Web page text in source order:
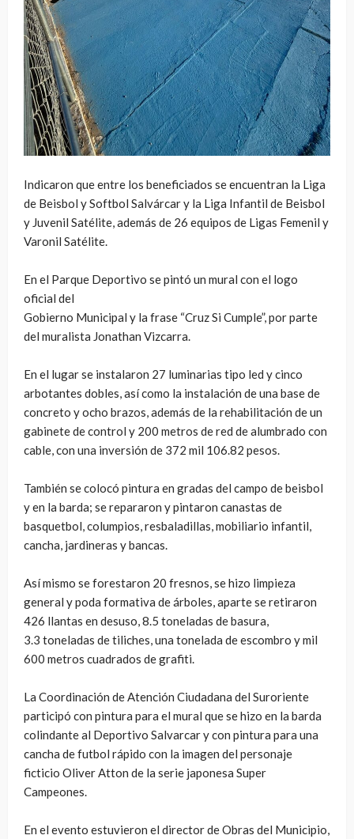
Indicaron que entre los beneficiados se encuentran la Liga
de Beisbol y Softbol Salvárcar y la Liga Infantil de Beisbol
y Juvenil Satélite, además de 26 equipos de Ligas Femenil y
Varonil Satélite.
En el Parque Deportivo se pintó un mural con el logo
oficial del
Gobierno Municipal y la frase “Cruz Si Cumple”, por parte
del muralista Jonathan Vizcarra.
En el lugar se instalaron 27 luminarias tipo led y cinco
arbotantes dobles, así como la instalación de una base de
concreto y ocho brazos, además de la rehabilitación de un
gabinete de control y 200 metros de red de alumbrado con
cable, con una inversión de 372 mil 106.82 pesos.
También se colocó pintura en gradas del campo de beisbol
y en la barda; se repararon y pintaron canastas de
basquetbol, columpios, resbaladillas, mobiliario infantil,
cancha, jardineras y bancas.
Así mismo se forestaron 20 fresnos, se hizo limpieza
general y poda formativa de árboles, aparte se retiraron
426 llantas en desuso, 8.5 toneladas de basura,
3.3 toneladas de tiliches, una tonelada de escombro y mil
600 metros cuadrados de grafiti.
La Coordinación de Atención Ciudadana del Suroriente
participó con pintura para el mural que se hizo en la barda
colindante al Deportivo Salvarcar y con pintura para una
cancha de futbol rápido con la imagen del personaje
ficticio Oliver Atton de la serie japonesa Super
Campeones.
En el evento estuvieron el director de Obras del Municipio,